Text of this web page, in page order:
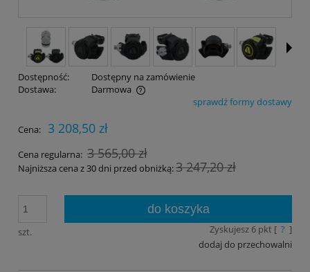
Dostępność:
Dostępny na zamówienie
Dostawa:
Darmowa
Cena nie zawiera ewentualnych kosztów płatnościsprawdź formy dostawy
Cena: 3 208,50 zł
Cena regularna: 3 565,00 zł
Najniższa cena z 30 dni przed obniżką:3 247,20 zł
szt.
do koszyka
Zyskujesz 6pkt [ ? ]
dodaj do przechowalni